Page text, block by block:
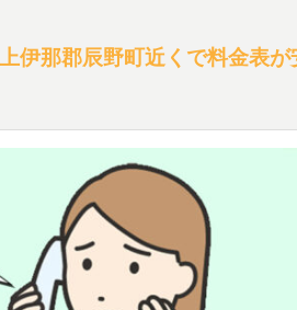
伊那郡辰野町近くで料金表